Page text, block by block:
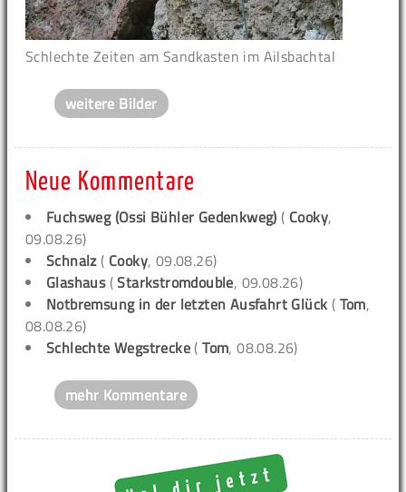
Schlechte Zeiten am Sandkasten im Ailsbachtal
weitere Bilder
Neue Kommentare
Fuchsweg (Ossi Bühler Gedenkweg) ( Cooky,
09.08.26)
Schnalz( Cooky, 09.08.26)
Glashaus(Starkstromdouble, 09.08.26)
Notbremsung in der letzten Ausfahrt Glück ( Tom,
08.08.26)
Schlechte Wegstrecke (Tom, 08.08.26)
mehr Kommentare